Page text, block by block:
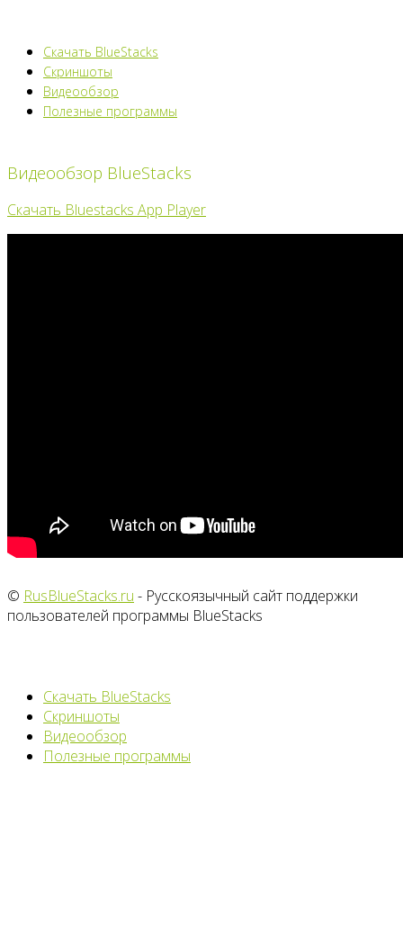
Скачать BlueStacks
Скриншоты
Видеообзор
Полезные программы
Видеообзор BlueStacks
Скачать Bluestacks App Player
© RusBlueStacks.ru - Русскоязычный сайт поддержки
пользователей программы BlueStacks
Скачать BlueStacks
Скриншоты
Видеообзор
Полезные программы